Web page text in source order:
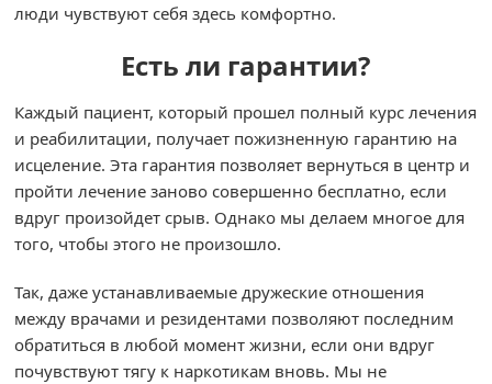
люди чувствуют себя здесь комфортно.
Есть ли гарантии?
Каждый пациент, который прошел полный курс лечения
и реабилитации, получает пожизненную гарантию на
исцеление. Эта гарантия позволяет вернуться в центр и
пройти лечение заново совершенно бесплатно, если
вдруг произойдет срыв. Однако мы делаем многое для
того, чтобы этого не произошло.
Так, даже устанавливаемые дружеские отношения
между врачами и резидентами позволяют последним
обратиться в любой момент жизни, если они вдруг
почувствуют тягу к наркотикам вновь. Мы не